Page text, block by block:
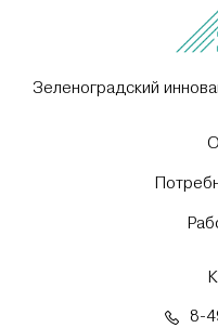
наноразмерной
Зеленоградский
8-